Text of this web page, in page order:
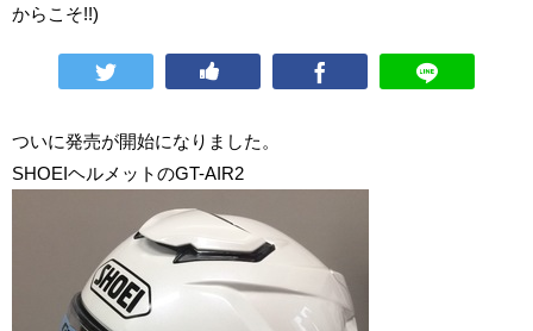
からこそ!!)
ついに発売が開始になりました。
SHOEIヘルメットのGT-AIR2